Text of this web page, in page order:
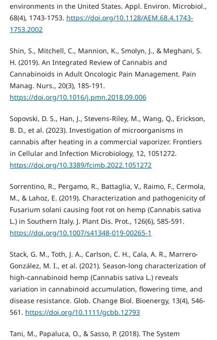
environments in the United States. Appl. Environ. Microbiol.,
68(4), 1743-1753. https://doi.org/10.1128/AEM.68.4.1743-
1753.2002
Shin, S., Mitchell, C., Mannion, K., Smolyn, J., & Meghani, S.
H. (2019). An Integrated Review of Cannabis and
Cannabinoids in Adult Oncologic Pain Management. Pain
Manag. Nurs., 20(3), 185-191.
https://doi.org/10.1016/j.pmn.2018.09.006
Sopovski, D. S., Han, J., Stevens-Riley, M., Wang, Q., Erickson,
B. D., et al. (2023). Investigation of microorganisms in
cannabis after heating in a commercial vaporizer. Frontiers
in Cellular and Infection Microbiology, 12, 1051272.
https://doi.org/10.3389/fcimb.2022.1051272
Sorrentino, R., Pergamo, R., Battaglia, V., Raimo, F., Cermola,
M., & Lahoz, E. (2019). Characterization and pathogenicity of
Fusarium solani causing foot rot on hemp (Cannabis sativa
L.) in Southern Italy. J. Plant Dis. Prot., 126(6), 585-591.
https://doi.org/10.1007/s41348-019-00265-1
Stack, G. M., Toth, J. A., Carlson, C. H., Cala, A. R., Marrero‐
González, M. I., et al. (2021). Season‐long characterization of
high‐cannabinoid hemp (Cannabis sativa L.) reveals
variation in cannabinoid accumulation, flowering time, and
disease resistance. Glob. Change Biol. Bioenergy, 13(4), 546-
561. https://doi.org/10.1111/gcbb.12793
Tani, M., Papaluca, O., & Sasso, P. (2018). The System